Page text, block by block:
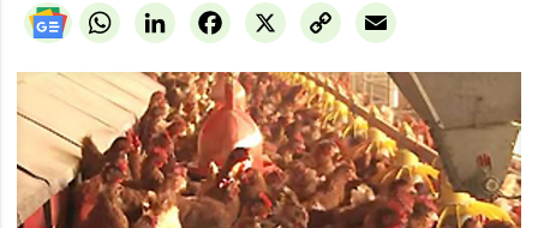
WhatsAppLinkedIn X
Facebook
Copy
Link
Email